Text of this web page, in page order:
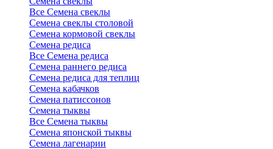
Все Семена свеклы
Семена свеклы столовой
Семена кормовой свеклы
Семена редиса
Все Семена редиса
Семена раннего редиса
Семена редиса для теплиц
Семена кабачков
Семена патиссонов
Семена тыквы
Все Семена тыквы
Семена японской тыквы
Семена лагенарии